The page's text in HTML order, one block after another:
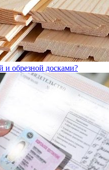
и обрезной досками?